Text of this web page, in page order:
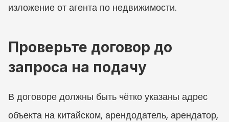
изложение от агента по недвижимости.
Проверьте договор до
запроса на подачу
В договоре должны быть чётко указаны адрес
объекта на китайском, арендодатель, арендатор,